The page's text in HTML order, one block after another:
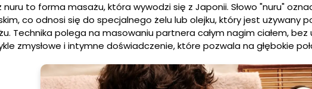
nuru to forma masażu, która wywodzi się z Japonii. Słowo "nuru"
co odnosi się do specjalnego żelu lub olejku, który jest używany
Technika polega na masowaniu partnera całym nagim ciałem, bez
zmysłowe i intymne doświadczenie, które pozwala na głębokie